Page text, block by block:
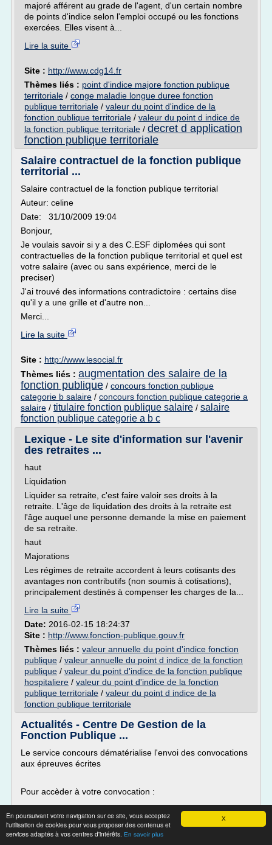
X
En poursuivant votre navigation sur ce site, vous acceptez
l'utilisation de cookies pour vous proposer des contenus et
services adaptés à vos centres d'intérêts. En savoir plus
majoré afférent au grade de l'agent, d'un certain nombre
de points d'indice selon l'emploi occupé ou les fonctions
exercées. Elles visent à...
Lire la suite
Site : http://www.cdg14.fr
Thèmes liés : point d'indice majore fonction publique
territoriale / conge maladie longue duree fonction
publique territoriale / valeur du point d'indice de la
fonction publique territoriale / valeur du point d indice de
la fonction publique territoriale / decret d application
fonction publique territoriale
Salaire contractuel de la fonction publique
territorial ...
Salaire contractuel de la fonction publique territorial
Auteur: celine
Date: 31/10/2009 19:04
Bonjour,
Je voulais savoir si y a des C.ESF diplomées qui sont
contractuelles de la fonction publique territorial et quel est
votre salaire (avec ou sans expérience, merci de le
preciser)
J'ai trouvé des informations contradictoire : certains dise
qu'il y a une grille et d'autre non...
Merci...
Lire la suite
Site : http://www.lesocial.fr
Thèmes liés : augmentation des salaire de la
fonction publique / concours fonction publique
categorie b salaire / concours fonction publique categorie a
salaire / titulaire fonction publique salaire / salaire
fonction publique categorie a b c
Lexique - Le site d'information sur l'avenir
des retraites ...
haut
Liquidation
Liquider sa retraite, c'est faire valoir ses droits à la
retraite. L'âge de liquidation des droits à la retraite est
l'âge auquel une personne demande la mise en paiement
de sa retraite.
haut
Majorations
Les régimes de retraite accordent à leurs cotisants des
avantages non contributifs (non soumis à cotisations),
principalement destinés à compenser les charges de la...
Lire la suite
Date: 2016-02-15 18:24:37
Site : http://www.fonction-publique.gouv.fr
Thèmes liés : valeur annuelle du point d'indice fonction
publique / valeur annuelle du point d indice de la fonction
publique / valeur du point d'indice de la fonction publique
hospitaliere / valeur du point d'indice de la fonction
publique territoriale / valeur du point d indice de la
fonction publique territoriale
Actualités - Centre De Gestion de la
Fonction Publique ...
Le service concours dématérialise l'envoi des convocations
aux épreuves écrites
Pour accèder à votre convocation :
Il appartient à chaque candidat inscrit à l'examen
professionnel d'adjoint administratif principal de 2ème